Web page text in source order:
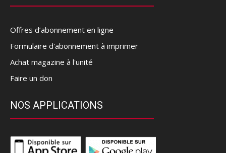
Offres d’abonnement en ligne
Formulaire d'abonnement à imprimer
Achat magazine à l'unité
Faire un don
NOS APPLICATIONS